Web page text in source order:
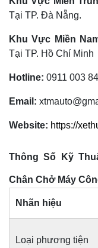
Tại TP. Đà Nẵng.
Khu Vực Miền
Tại TP. Hồ Chí Minh
Hotline: 0911 003
Email:
Website: https://
Thông Số Kỹ
Chân Chở Máy
Nhãn hiệu
Loại phương tiện